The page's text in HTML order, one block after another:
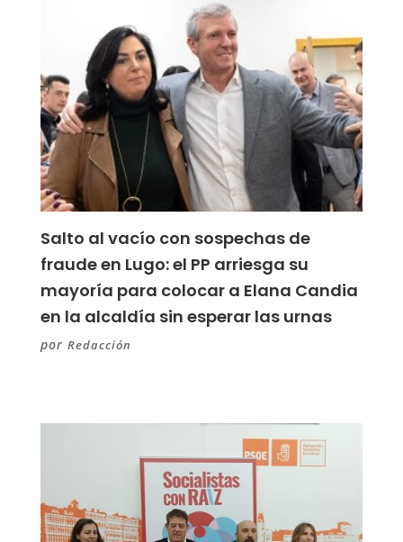
Salto al vacío con sospechas de
fraude en Lugo: el PP arriesga su
mayoría para colocar a Elana Candia
en la alcaldía sin esperar las urnas
por Redacción